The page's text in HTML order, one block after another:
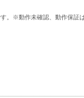
。※動作未確認、動作保証は